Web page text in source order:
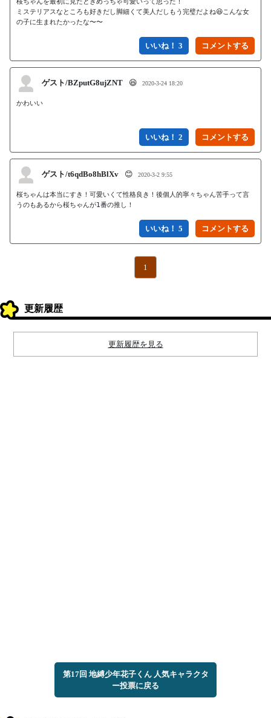
ミステリアスなところも好きだし脚細くて美人だしもう完璧だよね😆こんな女
の子に生まれたかったな〜〜
いいね！ 3
ゲスト/BZputG8ujZNT 😆 2020-3-24 18:20
かわいい
いいね！ 2
ゲスト/t6qdBo8hBlXv 😊 2020-3-2 9:55
桜ちゃんは本当にすき！可愛いくて性格良き！後個人的寧々ちゃん苦手って言
うのもあるから桜ちゃんが1番の推し！
いいね！ 5
1
更新履歴
更新履歴を見る
第17回 地縛少年花子くん 人気キャラクタ
ー投票に戻る